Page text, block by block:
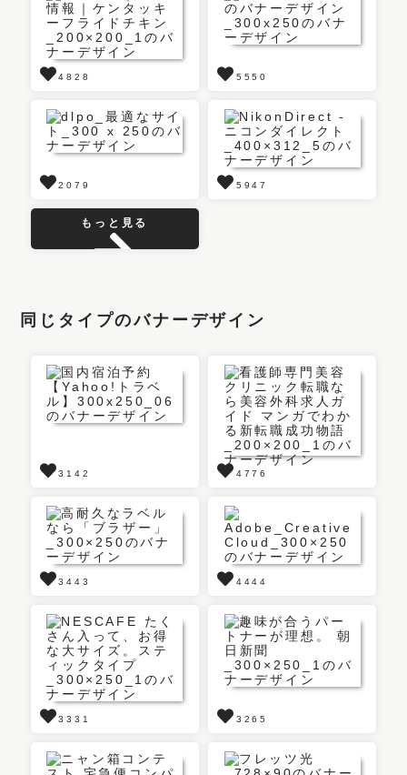
4828 5550
2079 5947
もっと見る
同じタイプのバナーデザイン
3142 4776
3443 4444
3331 3265